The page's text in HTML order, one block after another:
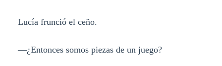
Lucía frunció el ceño.
—¿Entonces somos piezas de un juego?